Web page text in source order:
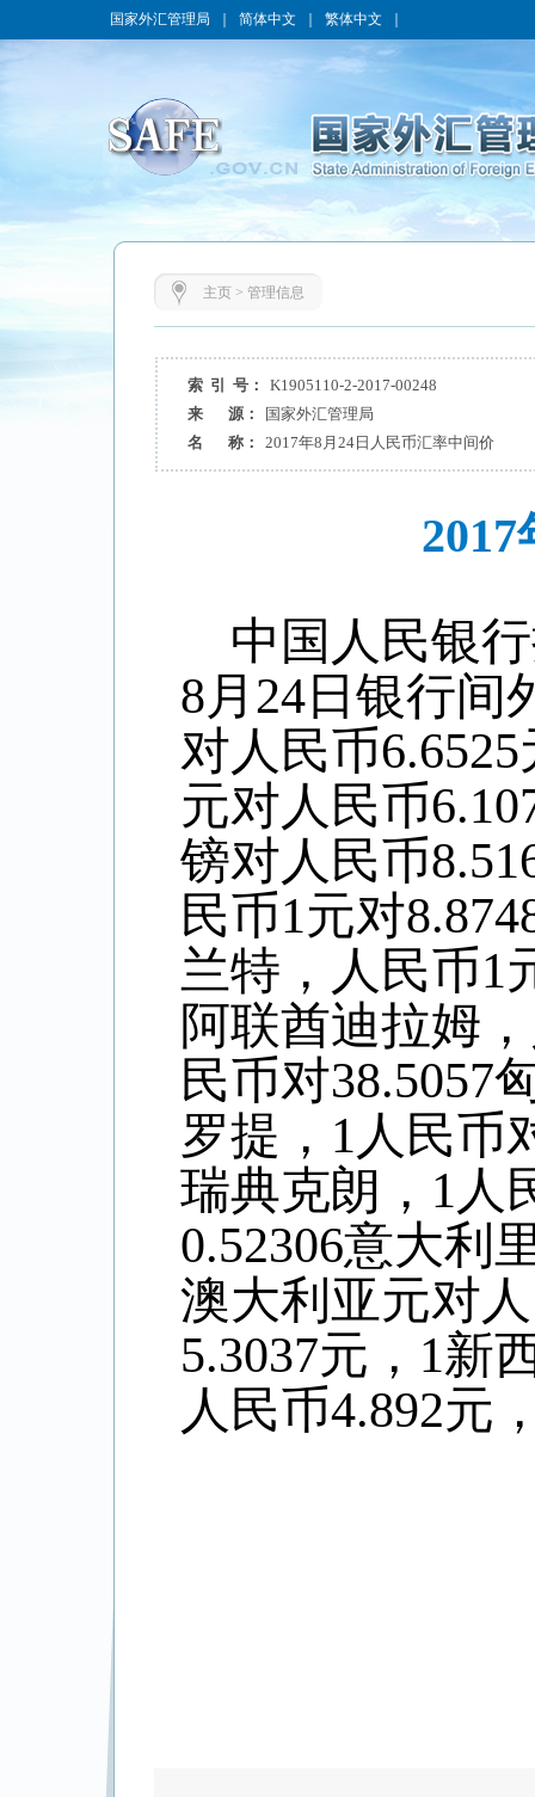
国家外汇管理局 简体中文 繁体中文
主页> 管理信息
索 引 号：
K1905110-2-2017-00248
来 源：
国家外汇管理局
名 称：
2017年8月24日人民币汇率中间价
中国人民银
8月 24日银行间
对人民币6.6525
元对人民币6.
镑对人民币8
民币1元对
兰特，人民币1
阿联酋迪拉姆
民币对38.5057
罗提，1人民币
瑞典克朗，1人
0.52306意大利
澳大利亚元对
5.3037元，1新
人民币4.892元